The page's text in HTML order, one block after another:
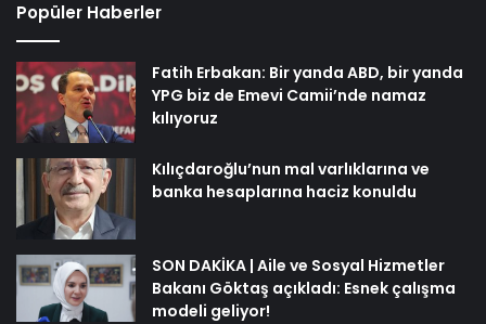
Popüler Haberler
Fatih Erbakan: Bir yanda ABD, bir yanda
YPG biz de Emevi Camii’nde namaz
kılıyoruz
Kılıçdaroğlu’nun mal varlıklarına ve
banka hesaplarına haciz konuldu
SON DAKİKA | Aile ve Sosyal Hizmetler
Bakanı Göktaş açıkladı: Esnek çalışma
modeli geliyor!